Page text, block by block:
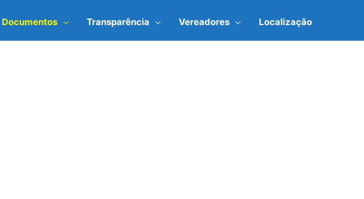
Documentos Transparência Vereadores Localização